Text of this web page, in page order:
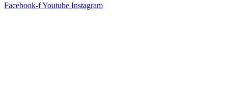
Facebook-fYoutube Instagram